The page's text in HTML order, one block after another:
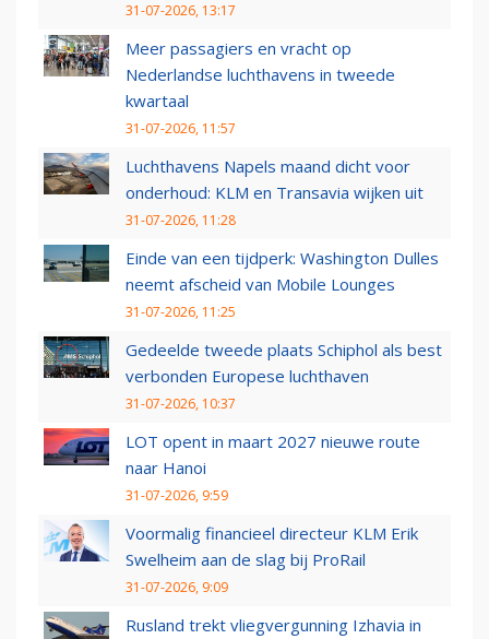
31-07-2026, 13:17
Meer passagiers en vracht op
Nederlandse luchthavens in tweede
kwartaal
31-07-2026, 11:57
Luchthavens Napels maand dicht voor
onderhoud: KLM en Transavia wijken uit
31-07-2026, 11:28
Einde van een tijdperk: Washington Dulles
neemt afscheid van Mobile Lounges
31-07-2026, 11:25
Gedeelde tweede plaats Schiphol als best
verbonden Europese luchthaven
31-07-2026, 10:37
LOT opent in maart 2027 nieuwe route
naar Hanoi
31-07-2026, 9:59
Voormalig financieel directeur KLM Erik
Swelheim aan de slag bij ProRail
31-07-2026, 9:09
Rusland trekt vliegvergunning Izhavia in